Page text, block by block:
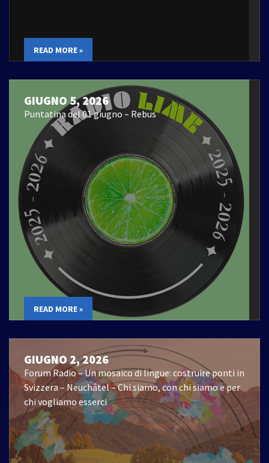
READ MORE »
GIUGNO 5, 2026
Puntatina del 01 giugno – Rebus
READ MORE »
GIUGNO 2, 2026
Forum Radio – Un mosaico di lingue: costruire ponti in
Svizzera – Neuchâtel – Chi siamo, con chi siamo e per
chi vogliamo esserci